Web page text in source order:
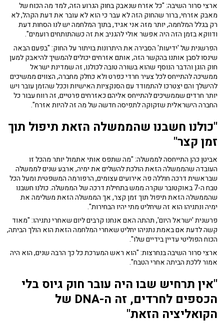
ארצי סרור השיבה: "כל אזרח שנאבק בחוק הגרוע הזה, למד מה הכוח של
מאבק אזרחי, ברור שהחוק הזה לא עבר כי הוא לא עובר את דעת הקהל, לא
רק בגלל המלחמה, יותר מזה אני אגיד, בתוך המלחמה יש לנו הסחות דעת
ודווקא בזמן הזה היה אפשר אולי להגניב את זה כשהתותחים רועמים".
הפרשנית של 'ידיעות' הסבירה את היתרונות בויתור על החוק: "בפעם הבאה
שינסו לסבן אותנו בהקשר הזה, אותם אזרחים יכולים להמשיך להיאבק למען
חוק הוגן והדבר הנוסף שהוא בשורה טובה לכולנו, זה שמדינת ישראל
ממשיכה להתייחס לכל צעיר חרדי כפרט ולא כחלק מחברה, הצווים ממשיכים
להישלך והם יצטרכו להתמודד עם הסנקציות האישיות וככל שהזמן עובר ויש
יותר חרדים שממשיכים להתייחס אליהם כאזרחים פרטיים, זה רווח עבור כל
החברה הישראלית שזקוקה לתפיסה חדשה של מה זה להיות אזרח".
"כולנו חשבנו שהממשלה הזאת תיפול תוך
זמן קצר"
אביטן כהן התייחסה לממשלה: "מה שתפס אותי אתמול יותר מהכל זו
העובדה שהממשלה הזאת הולכת להשלים את ימיה, ארבע שנים לממשלה
שבראשית דרכה חוללה פה אירועים עצומים, הרפורמה המשפטית ומעל הכל
טבח ה-7 באוקטובר שקרה ממש בתחילת דרכה של הממשלה. כולנו חשבנו
שהממשלה הזאת תיפול תוך זמן קצר, אך הממשלה הזאת משלימה את
ימיה ונתניהו הוא זה שיחליט מתי יהיו הבחירות".
פרשנית 'ישראל היום', תהתה האם אנחנו קרבים ליום שאחרי נתניהו: "מאוד
קשה לדעת אם באמת נתניהו יחליט שאחרי המלחמה הזאת הוא הולך הביתה,
הכוח הפוליטי עדיין בידיים שלו".
ארצי סרור השיבה בנחרצות: "הוא ראש המערכת כל כך הרבה שנים, הוא היה
אמור ללכת הביתה אחרי הטבח".
"אין תרחיש שבו היה עובר חוק גיוס בלי
הכספים לחרדים, זה ה-DNA של
הקואליציה הזאת"